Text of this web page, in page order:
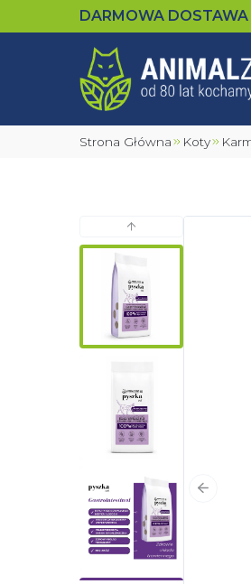
DARMOWA DOSTAWA
Strona Główna Koty
Poprzedni slajd